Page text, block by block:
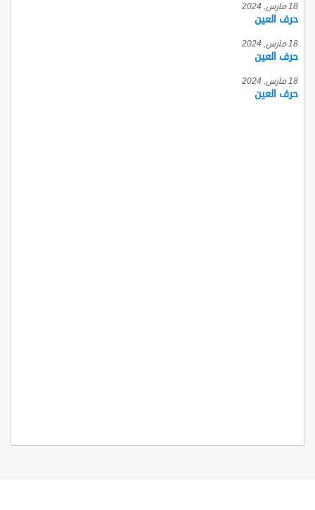
18 مارس, 2024
حرف العين
18 مارس, 2024
حرف العين
18 مارس, 2024
حرف العين